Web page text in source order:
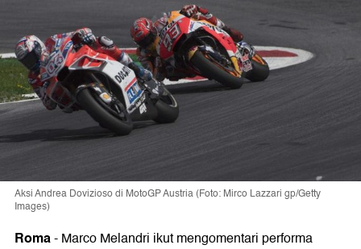
Aksi Andrea Dovizioso di MotoGP Austria (Foto: Mirco Lazzari gp/Getty
Images)
Roma- Marco Melandri ikut mengomentari performa